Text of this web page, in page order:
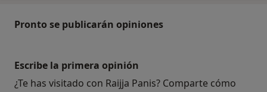
Pronto se publicarán opiniones
Escribe la primera opinión
¿Te has visitado con Raijja Panis? Comparte cómo